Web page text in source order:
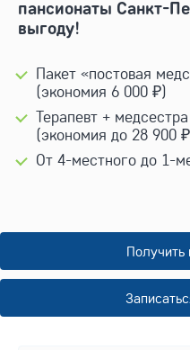
пансионаты Санкт-
выгоду!
Пакет «постовая
(экономия 6 000 ₽)
Терапевт +
(экономия до 28 900
От 4-местного до 1-
Получить